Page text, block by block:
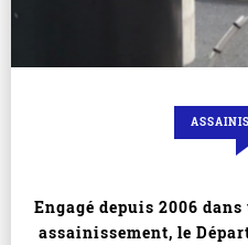
Engagé depuis 2006
assainissement, le